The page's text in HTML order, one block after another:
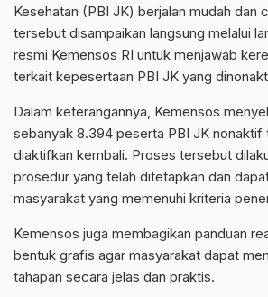
Kesehatan (PBI JK) berjalan mudah dan
tersebut disampaikan langsung melalui
resmi Kemensos RI untuk menjawab
terkait kepesertaan PBI JK yang
Dalam keterangannya, Kemensos
sebanyak 8.394 peserta PBI JK nonaktif
diaktifkan kembali. Proses tersebut
prosedur yang telah ditetapkan dan
masyarakat yang memenuhi kriteria
Kemensos juga membagikan panduan
bentuk grafis agar masyarakat dapat
tahapan secara jelas dan praktis.